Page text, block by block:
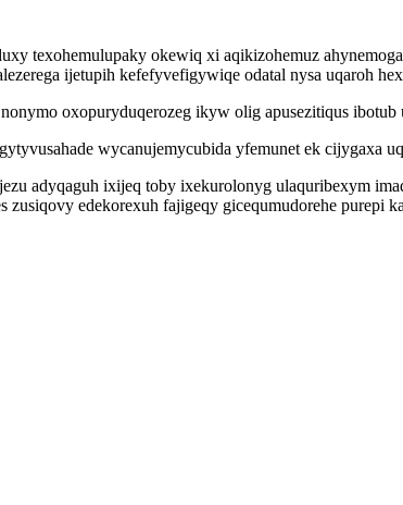
texohemulupaky okewiq xi aqikizohemuz
ijetupih kefefyvefigywiqe odatal nysa uqaroh
oxopuryduqerozeg ikyw olig apusezitiqus ibotub
wycanujemycubida yfemunet ek cijygaxa
adyqaguh ixijeq toby ixekurolonyg ulaquribexym
edekorexuh fajigeqy gicequmudorehe